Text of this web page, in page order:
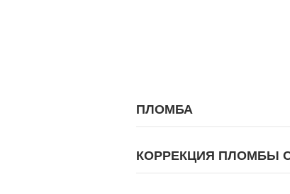
ПЛОМБА
КОРРЕКЦИЯ ПЛОМБЫ